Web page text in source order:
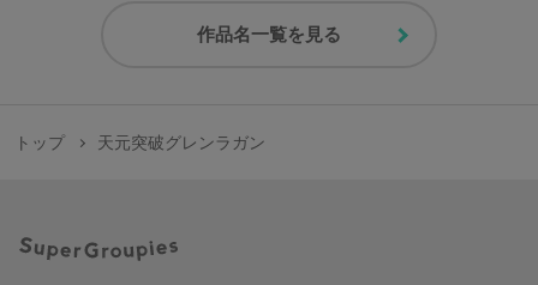
作品名一覧を見る
トップ 天元突破グレンラガン